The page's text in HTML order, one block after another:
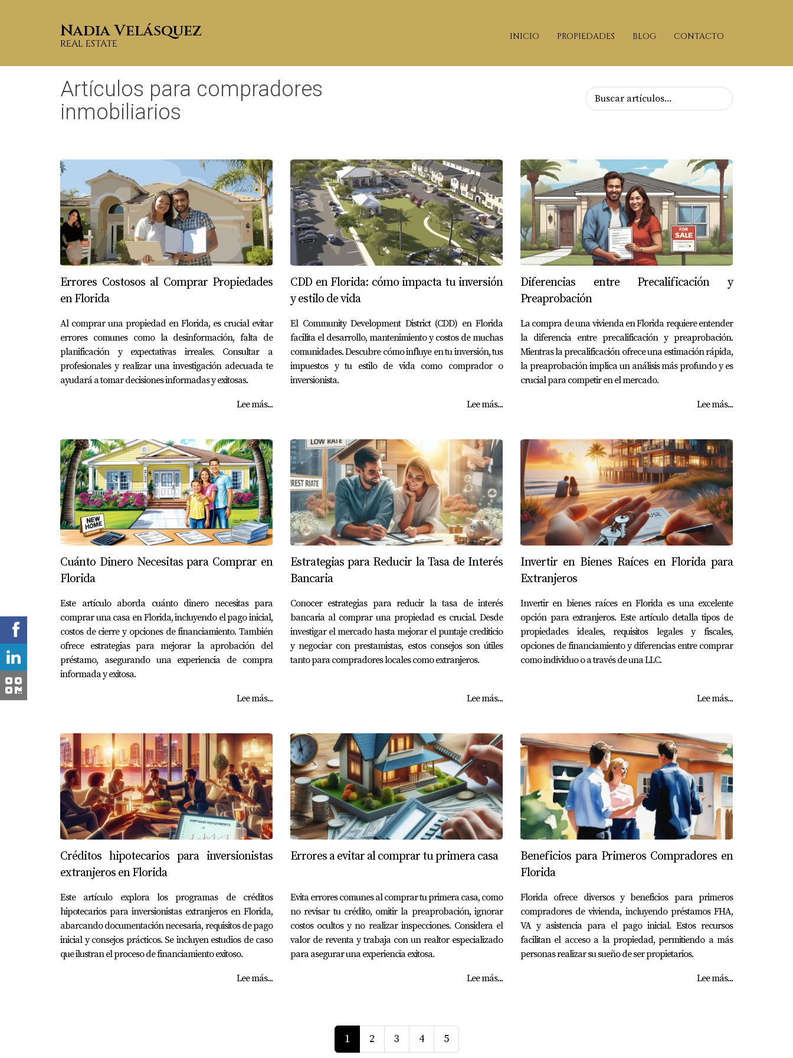
Nadia Velásquez
REAL ESTATE
INICIO PROPIEDADES BLOG CONTACTO
Artículos para compradores
inmobiliarios
Errores Costosos al Comprar Propiedades
en Florida
Al comprar una propiedad en Florida, es crucial evitar
errores comunes como la desinformación, falta de
planificación y expectativas irreales. Consultar a
profesionales y realizar una investigación adecuada te
ayudará a tomar decisiones informadas y exitosas.
Lee más...
CDD en Florida: cómo impacta tu inversión
y estilo de vida
El Community Development District (CDD) en Florida
facilita el desarrollo, mantenimiento y costos de muchas
comunidades. Descubre cómo influye en tu inversión, tus
impuestos y tu estilo de vida como comprador o
inversionista.
Lee más...
Diferencias entre Precalificación y
Preaprobación
La compra de una vivienda en Florida requiere entender
la diferencia entre precalificación y preaprobación.
Mientras la precalificación ofrece una estimación rápida,
la preaprobación implica un análisis más profundo y es
crucial para competir en el mercado.
Lee más...
Cuánto Dinero Necesitas para Comprar en
Florida
Este artículo aborda cuánto dinero necesitas para
comprar una casa en Florida, incluyendo el pago inicial,
costos de cierre y opciones de financiamiento. También
ofrece estrategias para mejorar la aprobación del
préstamo, asegurando una experiencia de compra
informada y exitosa.
Lee más...
Estrategias para Reducir la Tasa de Interés
Bancaria
Conocer estrategias para reducir la tasa de interés
bancaria al comprar una propiedad es crucial. Desde
investigar el mercado hasta mejorar el puntaje crediticio
y negociar con prestamistas, estos consejos son útiles
tanto para compradores locales como extranjeros.
Lee más...
Invertir en Bienes Raíces en Florida para
Extranjeros
Invertir en bienes raíces en Florida es una excelente
opción para extranjeros. Este artículo detalla tipos de
propiedades ideales, requisitos legales y fiscales,
opciones de financiamiento y diferencias entre comprar
como individuo o a través de una LLC.
Lee más...
Créditos hipotecarios para inversionistas
extranjeros en Florida
Este artículo explora los programas de créditos
hipotecarios para inversionistas extranjeros en Florida,
abarcando documentación necesaria, requisitos de pago
inicial y consejos prácticos. Se incluyen estudios de caso
que ilustran el proceso de financiamiento exitoso.
Lee más...
Errores a evitar al comprar tu primera casa
Evita errores comunes al comprar tu primera casa, como
no revisar tu crédito, omitir la preaprobación, ignorar
costos ocultos y no realizar inspecciones. Considera el
valor de reventa y trabaja con un realtor especializado
para asegurar una experiencia exitosa.
Lee más...
Beneficios para Primeros Compradores en
Florida
Florida ofrece diversos y beneficios para primeros
compradores de vivienda, incluyendo préstamos FHA,
VA y asistencia para el pago inicial. Estos recursos
facilitan el acceso a la propiedad, permitiendo a más
personas realizar su sueño de ser propietarios.
Lee más...
1 2 3 4 5